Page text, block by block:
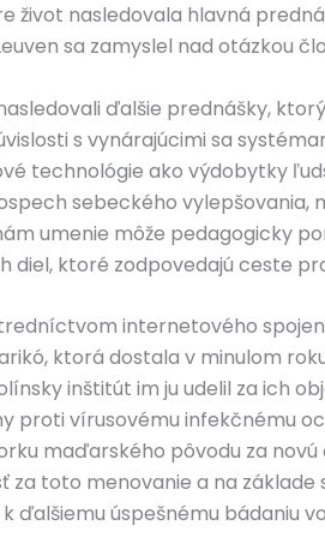
život nasledovala hlavná
sa zamyslel nad otázkou
ďalšie prednášky,
s vynárajúcimi sa
technológie ako výdobytky
sebeckého
umenie môže pedagogicky
ktoré zodpovedajú ceste
internetového
ktorá dostala v minulom
inštitút im ju udelil za ich
proti vírusovému infekčnému
maďarského pôvodu za novú
za toto menovanie a na
ďalšiemu úspešnému bádaniu